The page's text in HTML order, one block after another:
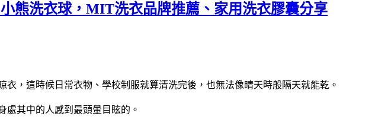
熊洗衣球，MIT洗衣品牌推薦、家用洗衣膠囊分享
，這時候日常衣物、學校制服就算清洗完後，也無法像晴天時般隔天就能乾。
處其中的人感到最頭暈目眩的。